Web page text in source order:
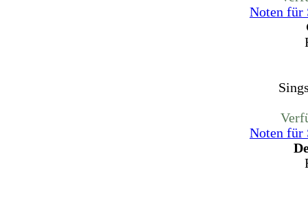
Noten für
Noten für